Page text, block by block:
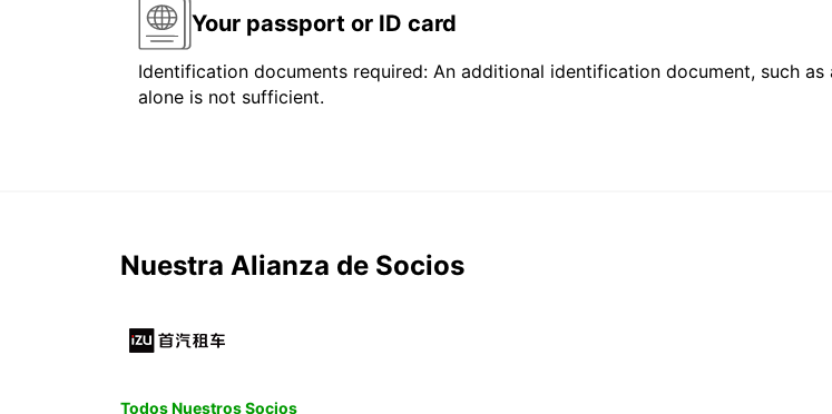
Your passport or ID card
Identification documents required: An additional identification document, such
alone is not sufficient.
Nuestra Alianza de Socios
Todos Nuestros Socios